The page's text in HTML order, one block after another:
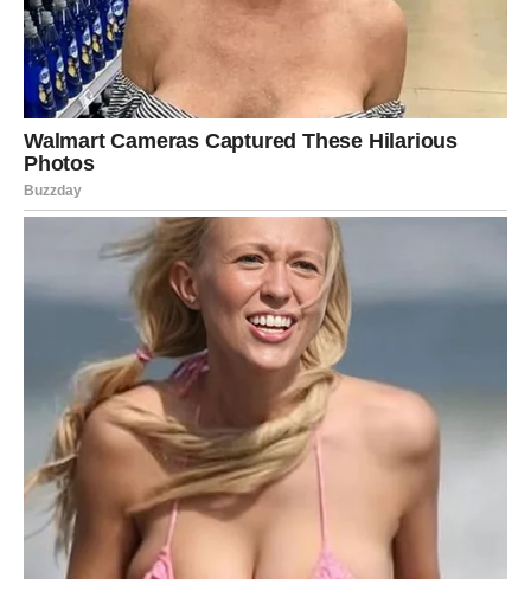
Slobodne Vodolije mogu upoznati osobu koja ih potpuno
fascinira. Razgovor će teći lako, a privlačnost će biti
obostrana od samog početka.
Zvezde vam danas šalju priliku za ljubav koja može trajati
mnogo duže nego što očekujete.
Ribe će danas biti među najvećim miljenicima sudbine
kada je ljubav u pitanju. Emocije koje ste dugo potiskivali
sada izlaze na površinu.
Ako ste zauzeti, partner će pokazati koliko mu značite.
Mogući su veoma romantični trenuci, nežne poruke i
razgovori koji vraćaju veru u ljubav.
Slobodne Ribe imaju ogromnu šansu za novo poznanstvo
koje može prerasti u ozbiljnu priču. Neko ulazi u vaš život